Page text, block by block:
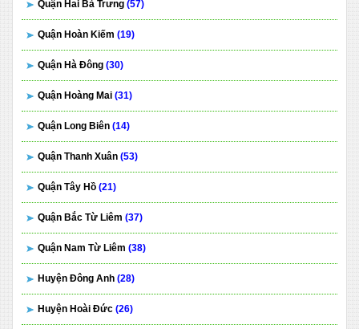
Quận Hai Bà Trưng (57)
Quận Hoàn Kiếm (19)
Quận Hà Đông (30)
Quận Hoàng Mai (31)
Quận Long Biên (14)
Quận Thanh Xuân (53)
Quận Tây Hồ (21)
Quận Bắc Từ Liêm (37)
Quận Nam Từ Liêm (38)
Huyện Đông Anh (28)
Huyện Hoài Đức (26)